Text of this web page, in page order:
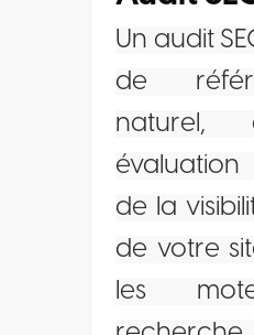
Un audit
de
naturel,
de la
de votre
les